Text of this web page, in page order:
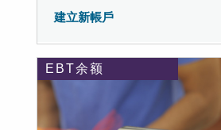
建立新帳戶
EBT余额